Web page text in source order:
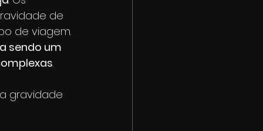
de
de viagem.
sendo um
.
gravidade